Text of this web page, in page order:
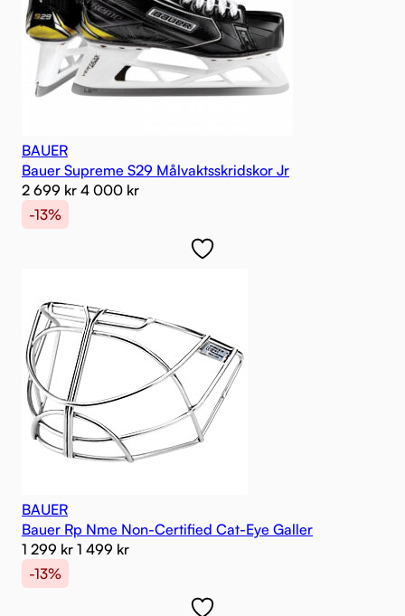
BAUER
Bauer Supreme S29 Målvaktsskridskor Jr
2 699 kr 4 000 kr
-13%
BAUER
Bauer Rp Nme Non-Certified Cat-Eye Galler
1 299 kr 1 499 kr
-13%